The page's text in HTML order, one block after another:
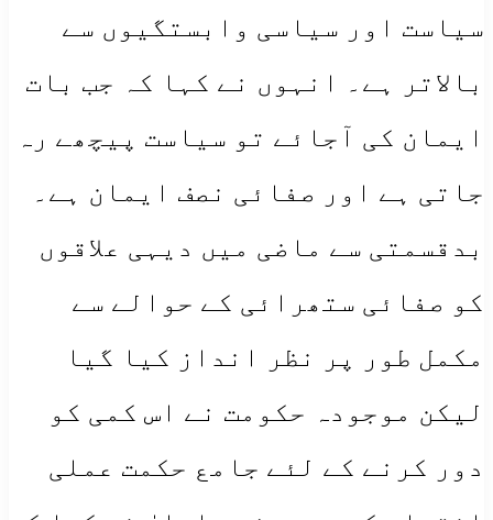
سیاست اور سیاسی وابستگیوں سے
بالاتر ہے۔ انہوں نے کہا کہ جب بات
ایمان کی آجائے تو سیاست پیچھے رہ
جاتی ہے اور صفائی نصف ایمان ہے۔
بدقسمتی سے ماضی میں دیہی علاقوں
کو صفائی ستھرائی کے حوالے سے
مکمل طور پر نظر انداز کیا گیا
لیکن موجودہ حکومت نے اس کمی کو
دور کرنے کے لئے جامع حکمت عملی